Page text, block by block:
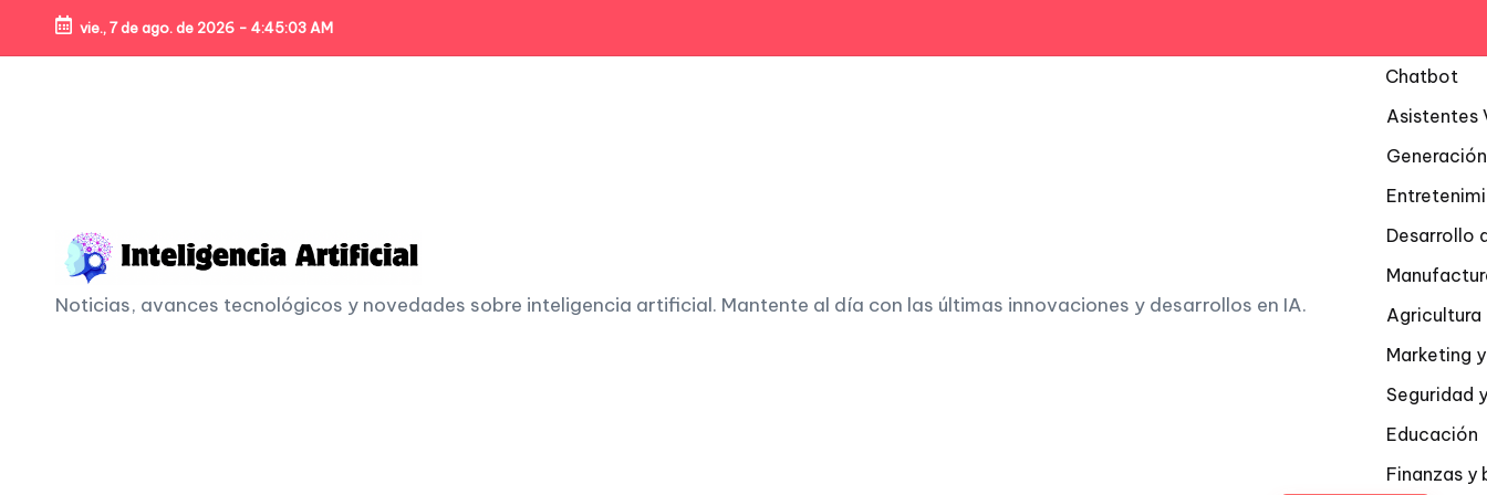
Skip
vie., 7 de ago. de 2026 - 4:45:05 AM
I
Noticias, avances tecnológicos y novedades sobre inteligencia artificial. Mantente al día con las últimas innovaciones y desarrollos en IA.
Chatbot
Asistentes
Desarrollo
Agricultura
Marketing
Seguridad
Educación
Finanzas y